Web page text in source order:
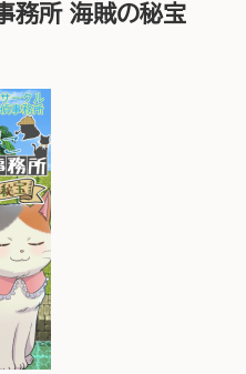
務所 海賊の秘宝